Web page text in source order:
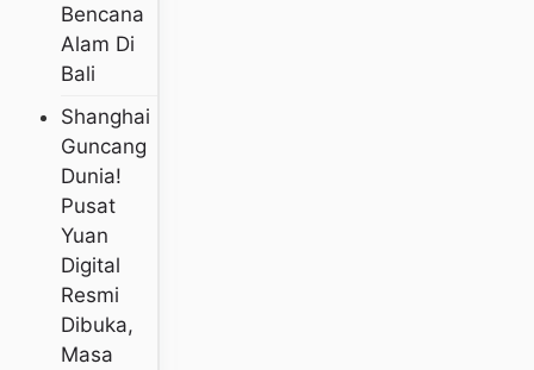
Bencana
Alam Di
Bali
Shanghai
Guncang
Dunia!
Pusat
Yuan
Digital
Resmi
Dibuka,
Masa